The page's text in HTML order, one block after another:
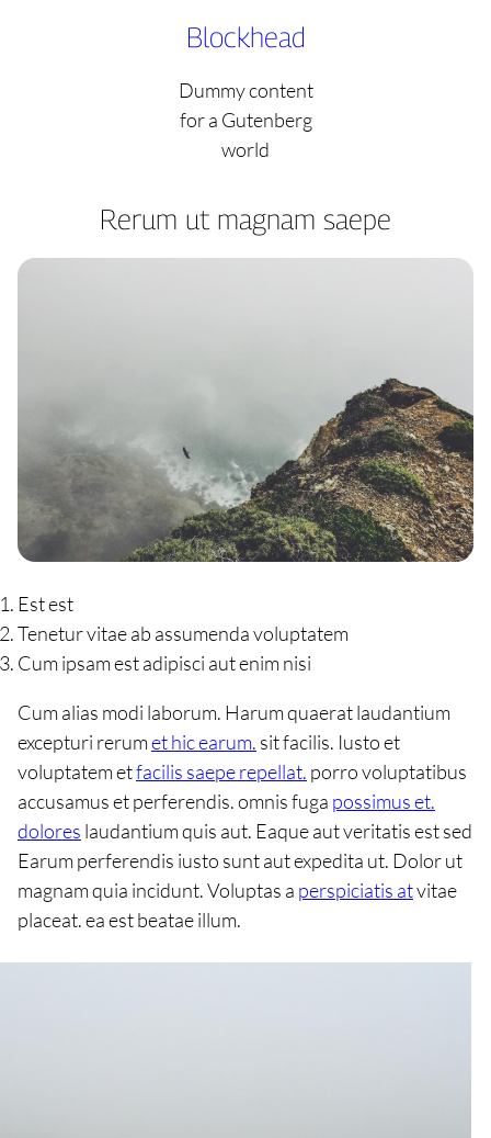
Blockhead
Dummy content
for a Gutenberg
world
Rerum ut magnam saepe
Est est
Tenetur vitae ab assumenda voluptatem
Cum ipsam est adipisci aut enim nisi
Cum alias modi laborum. Harum quaerat laudantium
excepturi rerumet hic earum. sit facilis. Iusto et
voluptatem etfacilis saepe repellat. porro voluptatibus
accusamus et perferendis. omnis fuga possimus et.
dolores laudantium quis aut. Eaque aut veritatis est sed
Earum perferendis iusto sunt aut expedita ut. Dolor ut
magnam quia incidunt. Voluptas a perspiciatis atvitae
placeat. ea est beatae illum.